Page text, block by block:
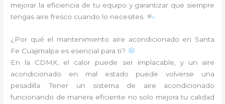
mejorar la eficiencia de tu equipo y garantizar que siempre
tengas aire fresco cuando lo necesites.
¿Por qué el mantenimiento aire acondicionado en Santa
Fe Cuajimalpa es esencial para ti?
En la CDMX, el calor puede ser implacable, y un aire
acondicionado en mal estado puede volverse una
pesadilla. Tener un sistema de aire acondicionado
funcionando de manera eficiente no solo mejora tu calidad